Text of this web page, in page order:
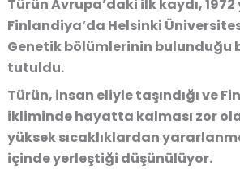
Türün Avrupa’daki ilk kaydı, 1972
Finlandiya’da Helsinki
Genetik bölümlerinin bulunduğu
tutuldu.
Türün, insan eliyle taşındığı ve
ikliminde hayatta kalması zor
yüksek sıcaklıklardan
içinde yerleştiği düşünülüyor.